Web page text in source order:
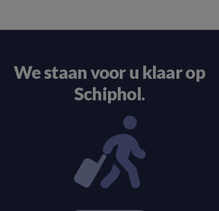
We staan voor u klaar op
Schiphol.